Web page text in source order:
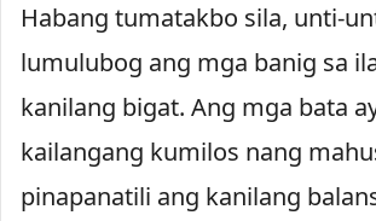
Habang tumatakbo sila, unti-
lumulubog ang mga banig sa
kanilang bigat. Ang mga bata
kailangang kumilos nang
pinapanatili ang kanilang